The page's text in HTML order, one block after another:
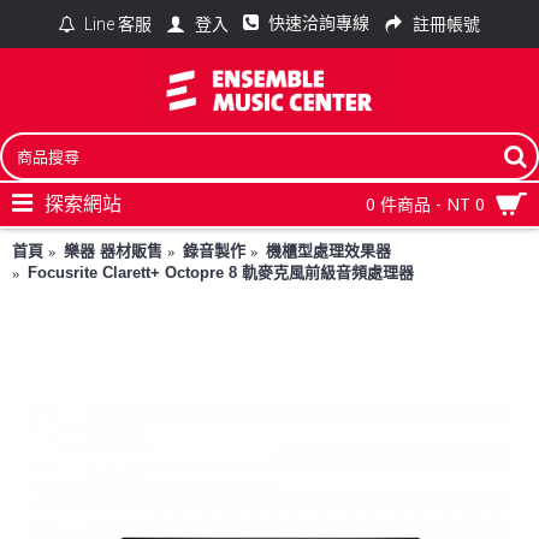
Line 客服 登入 快速洽詢專線 註冊帳號
0 件商品 - NT 0
探索網站
首頁 樂器 器材販售 錄音製作
機櫃型處理效果器
Focusrite Clarett+ Octopre 8 軌麥克風前級音頻處理器